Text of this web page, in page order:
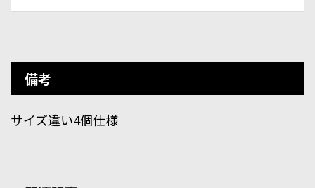
備考
サイズ違い4個仕様